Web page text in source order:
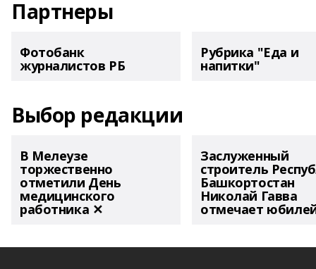
Партнеры
Фотобанк
журналистов РБ
Рубрика "Еда и
напитки"
Выбор редакции
В Мелеузе
торжественно
отметили День
медицинского
работника ✕
Заслуженный
строитель
Башкортостан
Николай Гавва
отмечает